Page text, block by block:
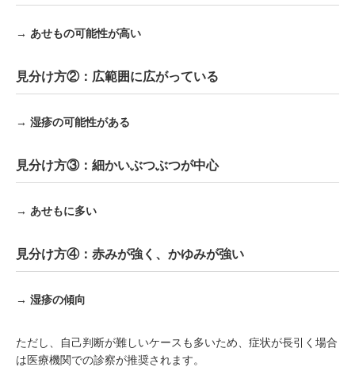
→ あせもの可能性が高い
見分け方②：広範囲に広がっている
→ 湿疹の可能性がある
見分け方③：細かいぶつぶつが中心
→ あせもに多い
見分け方④：赤みが強く、かゆみが強い
→ 湿疹の傾向
ただし、自己判断が難しいケースも多いため、症状が長引く場合
は医療機関での診察が推奨されます。